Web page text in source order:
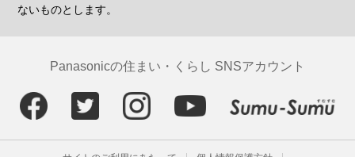
ないものとします。
Panasonicの住まい・くらし SNSアカウント